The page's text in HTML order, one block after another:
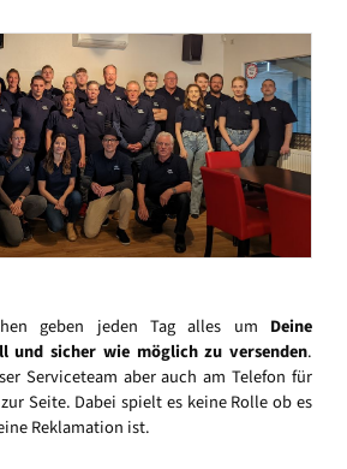
geben jeden Tag alles um Deine
und sicher wie möglich zu versenden.
Serviceteam aber auch am Telefon für
Seite. Dabei spielt es keine Rolle ob es
Reklamation ist.